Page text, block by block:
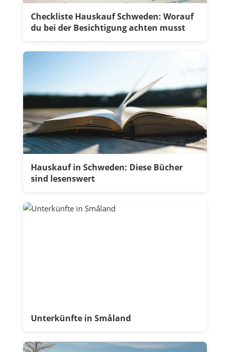
Checkliste Hauskauf Schweden: Worauf
du bei der Besichtigung achten musst
Hauskauf in Schweden: Diese Bücher
sind lesenswert
Unterkünfte in Småland